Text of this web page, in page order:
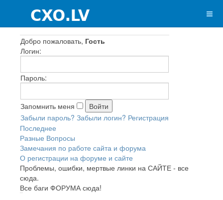
Добро пожаловать, Гость
Логин:
Пароль:
Запомнить меня
Забыли пароль? Забыли логин? Регистрация
Последнее
Разные Вопросы
Замечания по работе сайта и форума
О регистрации на форуме и сайте
Проблемы, ошибки, мертвые линки на САЙТЕ - все
сюда.
Все баги ФОРУМА сюда!